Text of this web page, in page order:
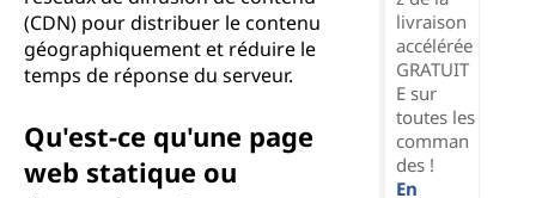
(CDN) pour distribuer le contenu
géographiquement et réduire le
temps de réponse du serveur.
Qu'est-ce qu'une page
web statique ou
livraison
accélérée
GRATUIT
E sur
toutes les
comman
des !
En